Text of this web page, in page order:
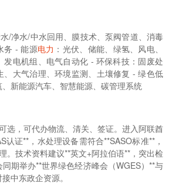
/净水/中水回用、膜技术、泵阀管道、消毒
务 - 能源电力 ：光伏、储能、绿氢、风电、
发电机组、电气自动化 - 环保科技：固废处
、大气治理、环境监测、土壤修复 - 绿色低
新能源汽车、智慧能源、碳管理系统
选，可代办物流、清关、签证。进入阿联酋
认证**，水处理设备需符合**SASO标准**，
。技术资料建议**英文+阿拉伯语**，突出检
期举办**世界绿色经济峰会（WGES）**与
中东政企资源。